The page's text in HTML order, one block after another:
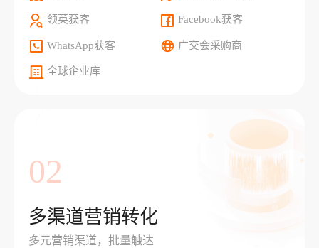
领英获客 Facebook获客
WhatsApp获客 广交会采购商
全球企业库
02
多渠道营销转化
多元营销渠道，批量触达